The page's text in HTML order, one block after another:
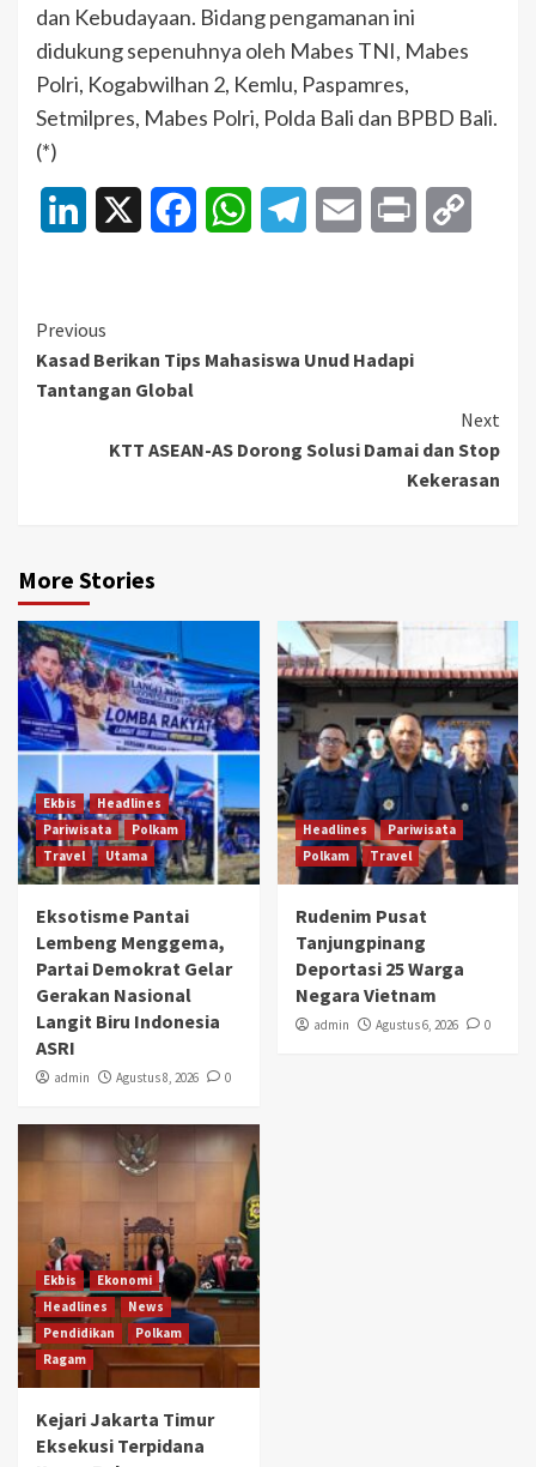
dan Kebudayaan. Bidang pengamanan ini
didukung sepenuhnya oleh Mabes TNI, Mabes
Polri, Kogabwilhan 2, Kemlu, Paspamres,
Setmilpres, Mabes Polri, Polda Bali dan BPBD Bali.
(*)
LinkedIn FacebookWhatsAppTelegramEmail Print
Continue
Reading
Previous
Kasad Berikan Tips Mahasiswa Unud Hadapi
Tantangan Global
Next
KTT ASEAN-AS Dorong Solusi Damai dan Stop
Kekerasan
More Stories
Ekbis
Headlines
Pariwisata
Polkam
Travel
Utama
Eksotisme Pantai
Lembeng Menggema,
Partai Demokrat Gelar
Gerakan Nasional
Langit Biru Indonesia
ASRI
admin Agustus 8, 2026 0
Headlines
Pariwisata
Polkam
Travel
Rudenim Pusat
Tanjungpinang
Deportasi 25 Warga
Negara Vietnam
admin Agustus 6, 2026 0
Ekbis
Ekonomi
Headlines
News
Pendidikan
Polkam
Ragam
Kejari Jakarta Timur
Eksekusi Terpidana